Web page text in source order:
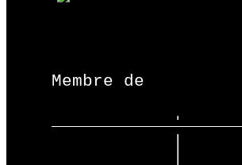
Membre de